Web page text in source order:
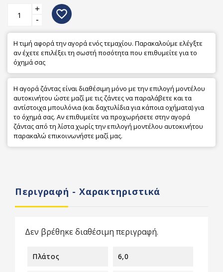
+
-
favorite_border
Η τιμή αφορά την αγορά ενός τεμαχίου. Παρακαλούμε ελέγξτε
αν έχετε επιλέξει τη σωστή ποσότητα που επιθυμείτε για το
όχημά σας
Η αγορά ζάντας είναι διαθέσιμη μόνο με την επιλογή μοντέλου
αυτοκινήτου ώστε μαζί με τις ζάντες να παραλάβετε και τα
αντίστοιχα μπουλόνια (και δαχτυλίδια για κάποια οχήματα) για
το όχημά σας. Αν επιθυμείτε να προχωρήσετε στην αγορά
ζάντας από τη λίστα χωρίς την επιλογή μοντέλου αυτοκινήτου
παρακαλώ επικοινωνήστε μαζί μας.
Περιγραφή - Χαρακτηριστικά
Δεν βρέθηκε διαθέσιμη περιγραφή.
Πλάτος 6,0